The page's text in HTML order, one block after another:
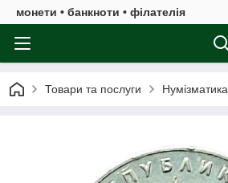
монети • банкноти • філателія
Товари та послуги Нумізматика